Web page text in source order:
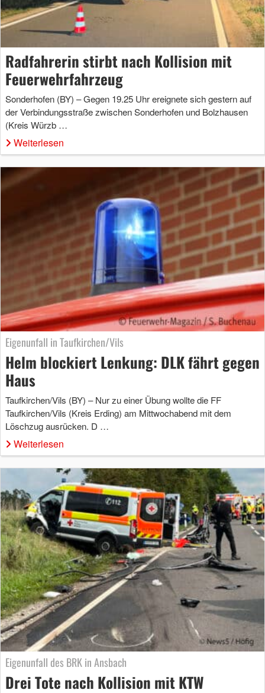
Radfahrerin stirbt nach Kollision mit
Feuerwehrfahrzeug
Sonderhofen (BY) – Gegen 19.25 Uhr ereignete sich gestern auf
der Verbindungsstraße zwischen Sonderhofen und Bolzhausen
(Kreis Würzb …
Weiterlesen
Eigenunfall in Taufkirchen/Vils
Helm blockiert Lenkung: DLK fährt gegen
Haus
Taufkirchen/Vils (BY) – Nur zu einer Übung wollte die FF
Taufkirchen/Vils (Kreis Erding) am Mittwochabend mit dem
Löschzug ausrücken. D …
Weiterlesen
Eigenunfall des BRK in Ansbach
Drei Tote nach Kollision mit KTW